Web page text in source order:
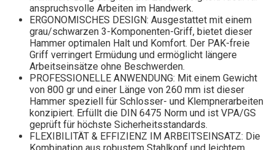
anspruchsvolle Arbeiten im Handwerk.
ERGONOMISCHES DESIGN: Ausgestattet mit einem
grau/schwarzen 3-Komponenten-Griff, bietet dieser
Hammer optimalen Halt und Komfort. Der PAK-freie
Griff verringert Ermüdung und ermöglicht längere
Arbeitseinsätze ohne Beschwerden.
PROFESSIONELLE ANWENDUNG: Mit einem Gewicht
von 800 gr und einer Länge von 260 mm ist dieser
Hammer speziell für Schlosser- und Klempnerarbeiten
konzipiert. Erfüllt die DIN 6475 Norm und ist VPA/GS
geprüft für höchste Sicherheitsstandards.
FLEXIBILITÄT & EFFIZIENZ IM ARBEITSEINSATZ: Die